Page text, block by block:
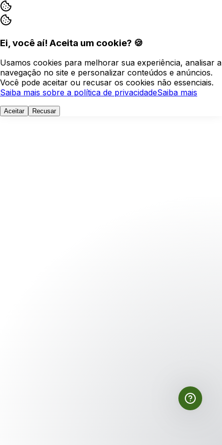
Ei, você aí! Aceita um cookie? 🍪
Usamos cookies para melhorar sua experiência, analisar a
navegação no site e personalizar conteúdos e anúncios.
Você pode aceitar ou recusar os cookies não essenciais.
Saiba mais sobre a política de privacidadeSaiba mais
Aceitar Recusar